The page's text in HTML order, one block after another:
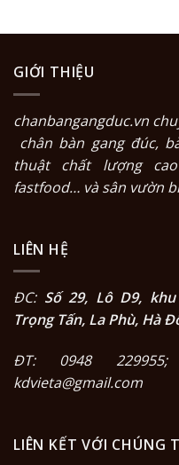
GIỚI THIỆU
chanbangangduc.vn
chân bàn gang đúc,
thuậtchất lượng cao
fastfood… và sân vườn
LIÊN HỆ
ĐC: Số 29, Lô D9,
Trọng Tấn, La Phù, Hà
ĐT: 0948
kdvieta@gmail.com
LIÊN KẾT VỚI CHÚNG